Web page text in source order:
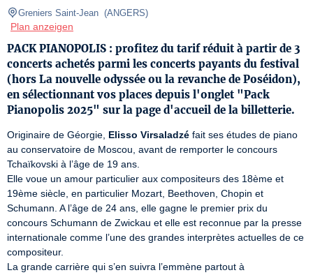
Greniers Saint-Jean (ANGERS)
Plan anzeigen
PACK PIANOPOLIS : profitez du tarif réduit à partir de 3
concerts achetés parmi les concerts payants du festival
(hors La nouvelle odyssée ou la revanche de Poséidon),
en sélectionnant vos places depuis l'onglet "Pack
Pianopolis 2025" sur la page d'accueil de la billetterie.
Originaire de Géorgie, Elisso Virsaladzé fait ses études de piano
au conservatoire de Moscou, avant de remporter le concours
Tchaïkovski à l’âge de 19 ans.
Elle voue un amour particulier aux compositeurs des 18ème et
19ème siècle, en particulier Mozart, Beethoven, Chopin et
Schumann. A l’âge de 24 ans, elle gagne le premier prix du
concours Schumann de Zwickau et elle est reconnue par la presse
internationale comme l’une des grandes interprètes actuelles de ce
compositeur.
La grande carrière qui s’en suivra l’emmène partout à